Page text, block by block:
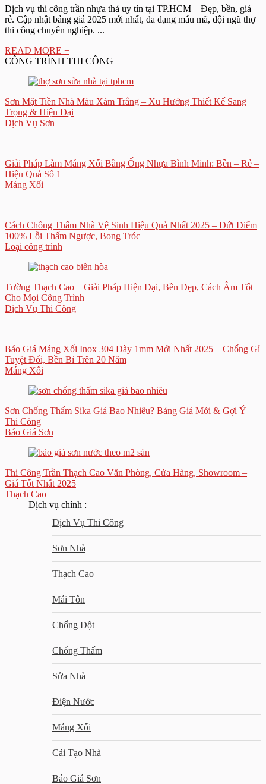
Dịch vụ thi công trần nhựa thả uy tín tại TP.HCM – Đẹp, bền, giá
rẻ. Cập nhật bảng giá 2025 mới nhất, đa dạng mẫu mã, đội ngũ thợ
thi công chuyên nghiệp. ...
READ MORE +
CÔNG TRÌNH THI CÔNG
Sơn Mặt Tiền Nhà Màu Xám Trắng – Xu Hướng Thiết Kế Sang
Trọng & Hiện Đại
Dịch Vụ Sơn
Giải Pháp Làm Máng Xối Bằng Ống Nhựa Bình Minh: Bền – Rẻ –
Hiệu Quả Số 1
Máng Xối
Cách Chống Thấm Nhà Vệ Sinh Hiệu Quả Nhất 2025 – Dứt Điểm
100% Lỗi Thấm Ngược, Bong Tróc
Loại công trình
Tường Thạch Cao – Giải Pháp Hiện Đại, Bền Đẹp, Cách Âm Tốt
Cho Mọi Công Trình
Dịch Vụ Thi Công
Báo Giá Máng Xối Inox 304 Dày 1mm Mới Nhất 2025 – Chống Gỉ
Tuyệt Đối, Bền Bỉ Trên 20 Năm
Máng Xối
Sơn Chống Thấm Sika Giá Bao Nhiêu? Bảng Giá Mới & Gợi Ý
Thi Công
Báo Giá Sơn
Thi Công Trần Thạch Cao Văn Phòng, Cửa Hàng, Showroom –
Giá Tốt Nhất 2025
Thạch Cao
Dịch vụ chính :
Dịch Vụ Thi Công
Sơn Nhà
Thạch Cao
Mái Tôn
Chống Dột
Chống Thấm
Sửa Nhà
Điện Nước
Máng Xối
Cải Tạo Nhà
Báo Giá Sơn